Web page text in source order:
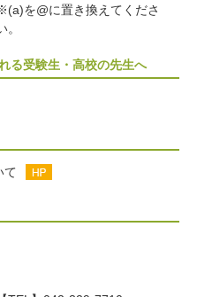
を@に置き換えてくださ
。
る受験生・高校の先生へ
て